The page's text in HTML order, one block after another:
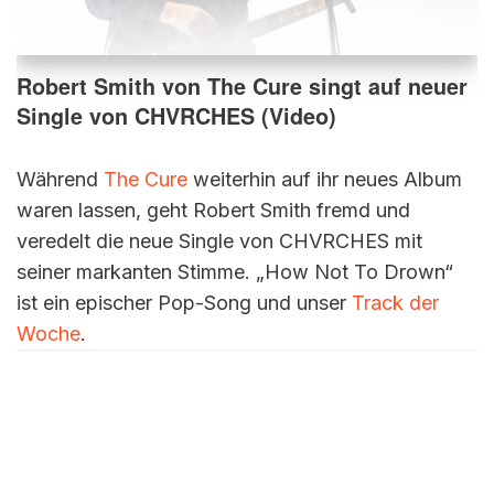
Robert Smith von The Cure singt auf neuer
Single von CHVRCHES (Video)
Während The Cure weiterhin auf ihr neues Album
waren lassen, geht Robert Smith fremd und
veredelt die neue Single von CHVRCHES mit
seiner markanten Stimme. „How Not To Drown“
ist ein epischer Pop-Song und unser Track der
Woche.